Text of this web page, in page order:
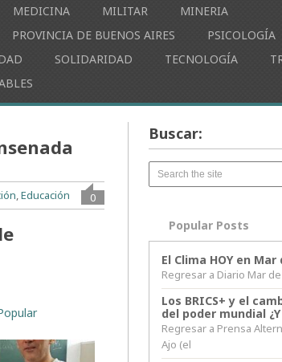
MEDICINA MILITAR
MINERIA
PROVINCIA DE BUENOS AIRES PSICOLOGÍA
SOLIDARIDAD TECNOLOGÍA
0
,Educación
Buscar:
Popular Posts
El Clima HOY en Mar
Regresar a Diario Mar
Los BRICS+ y el
del poder mundial
Regresar a Prensa
Ajo (el